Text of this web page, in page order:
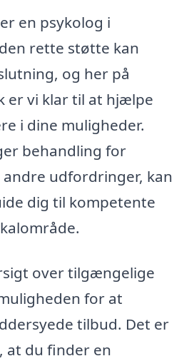
en psykolog i
rette støtte kan
og her på
er vi klar til at hjælpe
i dine muligheder.
behandling for
udfordringer, kan
dig til kompetente
over tilgængelige
for at
tilbud. Det er
at du finder en